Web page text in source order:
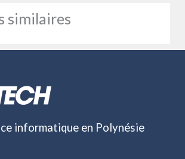
similaires
informatique en Polynésie